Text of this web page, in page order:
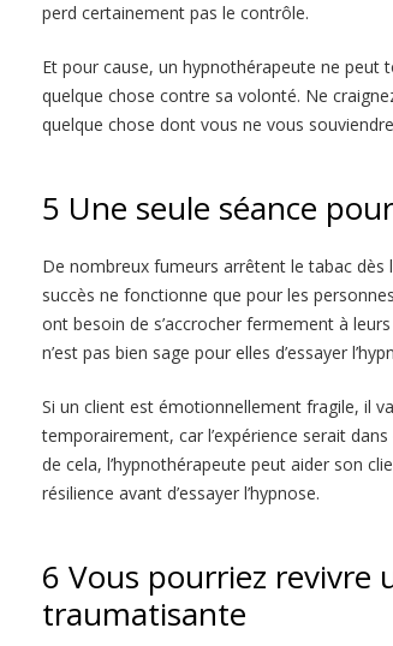
perd certainement pas le contrôle.
Et pour cause, un hypnothérapeute ne peut
quelque chose contre sa volonté. Ne
quelque chose dont vous ne vous
5 Une seule séance
De nombreux fumeurs arrêtent le tabac dès
succès ne fonctionne que pour les
ont besoin de s’accrocher fermement à
n’est pas bien sage pour elles d’essayer
Si un client est émotionnellement fragile, il
temporairement, car l’expérience serait
de cela, l’hypnothérapeute peut aider son
résilience avant d’essayer l’hypnose.
6 Vous pourriez revivre
traumatisante